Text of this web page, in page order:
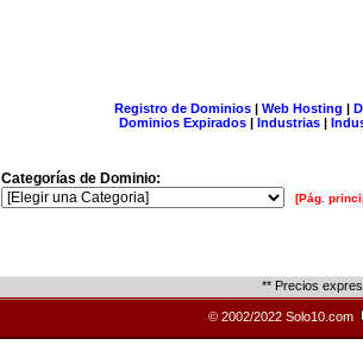
Registro de Dominios| Web Hosting |
Dominios Expirados | Industrias |
Categorías de Dominio:
[Pág.
** Precios
© 2002/2022 Solo10.com